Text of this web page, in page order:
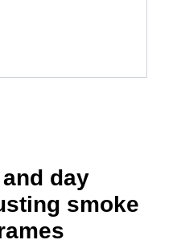
day
smoke